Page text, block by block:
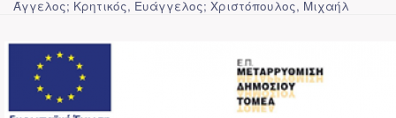
Άγγελος; Κρητικός, Ευάγγελος; Χριστόπουλος, Μιχαήλ